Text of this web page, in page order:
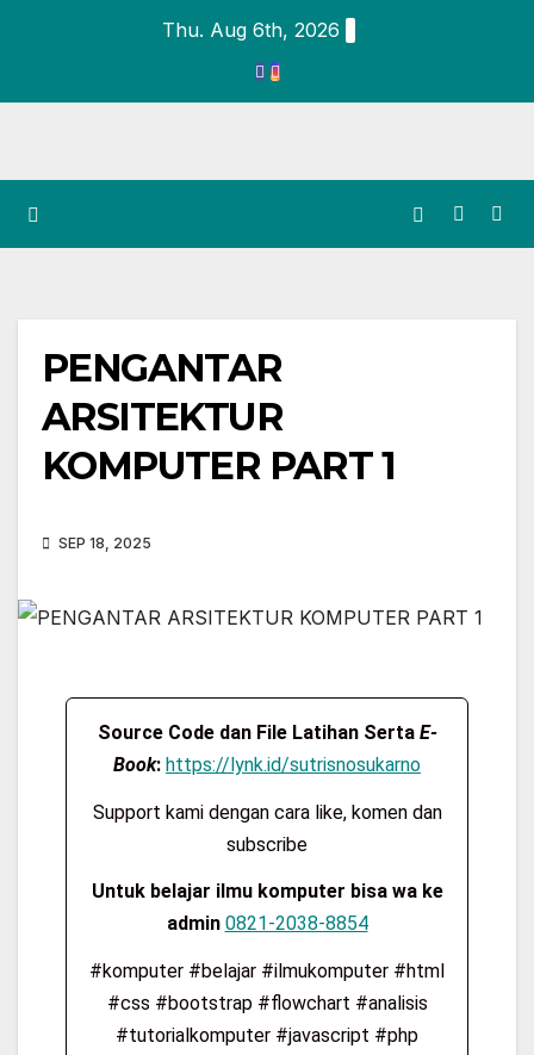
Thu. Aug 6th, 2026
PENGANTAR
ARSITEKTUR
KOMPUTER PART 1
SEP 18, 2025
Source Code dan File Latihan Serta E-
Book: https://lynk.id/sutrisnosukarno
Support kami dengan cara like, komen dan
subscribe
Untuk belajar ilmu komputer bisa wa ke
admin 0821-2038-8854
#komputer #belajar #ilmukomputer #html
#css #bootstrap #flowchart #analisis
#tutorialkomputer #javascript #php